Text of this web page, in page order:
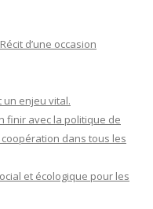
d’une occasion
enjeu vital.
finir avec la politique de
dans tous les
et écologique pour les